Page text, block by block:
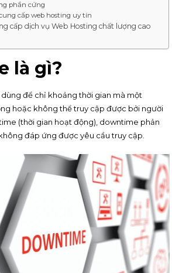
phần cứng
cấp web hosting uy tín
cấp dịch vụ Web Hosting chất lượng cao
là gì?
để chỉ khoảng thời gian mà một
hoặc không thể truy cập được bởi người
(thời gian hoạt động), downtime phản
đáp ứng được yêu cầu truy cập.